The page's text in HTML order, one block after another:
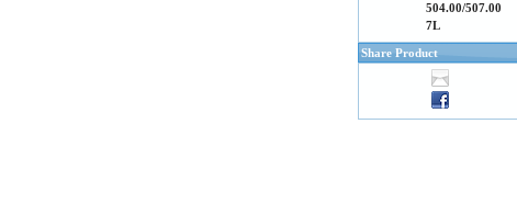
504.00/507.00
7L
Share Product